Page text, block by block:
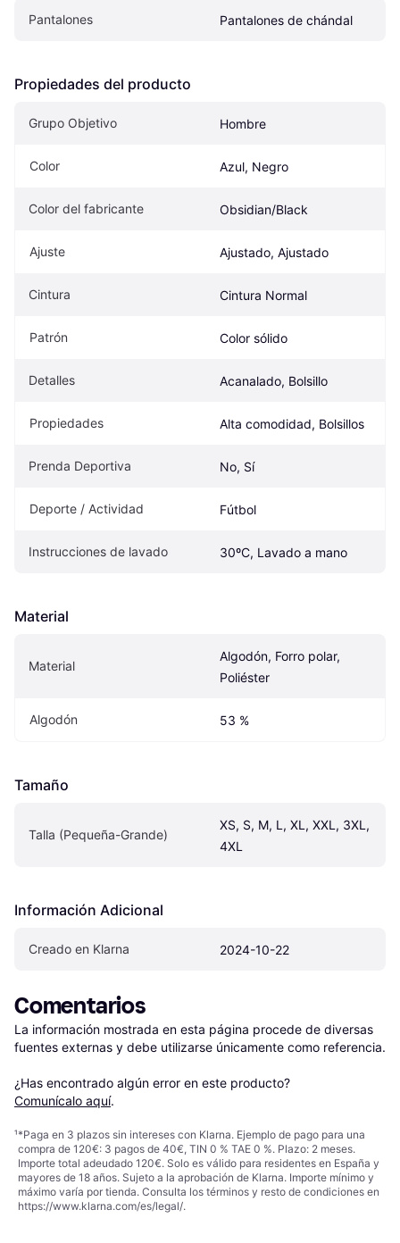
Pantalones Pantalones de chándal
Propiedades del producto
Grupo Objetivo Hombre
Color Azul, Negro
Color del fabricante Obsidian/Black
Ajuste Ajustado, Ajustado
Cintura Cintura Normal
Patrón Color sólido
Detalles Acanalado, Bolsillo
Propiedades Alta comodidad, Bolsillos
Prenda Deportiva No, Sí
Deporte / Actividad Fútbol
Instrucciones de lavado 30ºC, Lavado a mano
Material
Material
Algodón, Forro polar,
Poliéster
Algodón 53 %
Tamaño
Talla (Pequeña-Grande)
XS, S, M, L, XL, XXL, 3XL,
4XL
Información Adicional
Creado en Klarna 2024-10-22
Comentarios
La información mostrada en esta página procede de diversas
fuentes externas y debe utilizarse únicamente como referencia.
¿Has encontrado algún error en este producto?
Comunícalo aquí.
¹*Paga en 3 plazos sin intereses con Klarna. Ejemplo de pago para una
compra de 120€: 3 pagos de 40€, TIN 0 % TAE 0 %. Plazo: 2 meses.
Importe total adeudado 120€. Solo es válido para residentes en España y
mayores de 18 años. Sujeto a la aprobación de Klarna. Importe mínimo y
máximo varía por tienda. Consulta los términos y resto de condiciones en
https://www.klarna.com/es/legal/.